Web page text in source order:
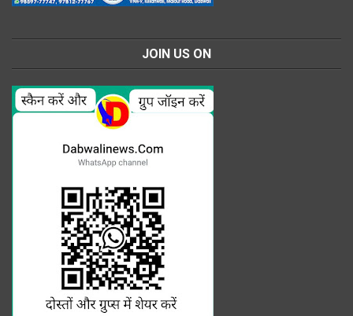
JOIN US ON